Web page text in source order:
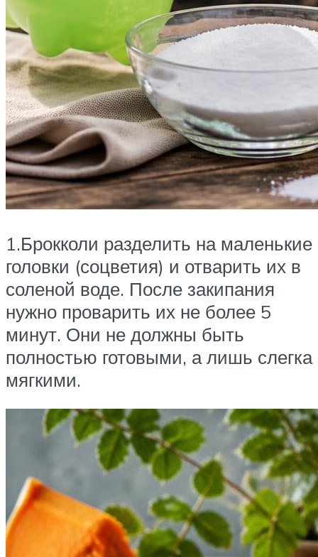
1.Брокколи разделить на маленькие
головки (соцветия) и отварить их в
соленой воде. После закипания
нужно проварить их не более 5
минут. Они не должны быть
полностью готовыми, а лишь слегка
мягкими.